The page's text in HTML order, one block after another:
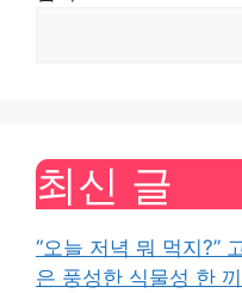
최신 글
“오늘 저녁 뭐 먹지?”
은 풍성한 식물성 한